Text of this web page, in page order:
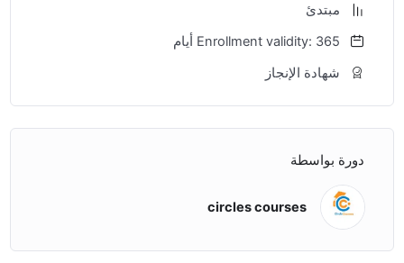
مبتدئ
Enrollment validity: 365 أيام
شهادة الإنجاز
دورة بواسطة
circles courses